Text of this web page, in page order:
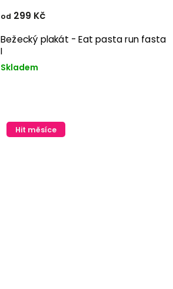
Bežecký plakát - Eat pasta run fasta
I
Skladem
od 299 Kč
Hit měsíce